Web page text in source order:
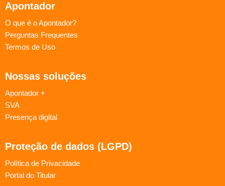
Apontador
O que é o Apontador?
Perguntas Frequentes
Termos de Uso
Nossas soluções
Apontador +
SVA
Presença digital
Proteção de dados (LGPD)
Política de Privacidade
Portal do Titular